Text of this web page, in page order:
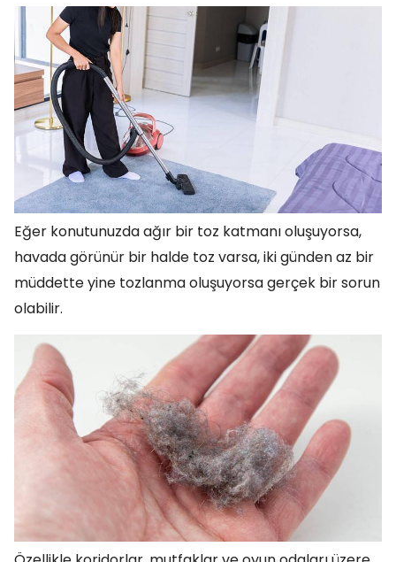
Eğer konutunuzda ağır bir toz katmanı oluşuyorsa,
havada görünür bir halde toz varsa, iki günden az bir
müddette yine tozlanma oluşuyorsa gerçek bir sorun
olabilir.